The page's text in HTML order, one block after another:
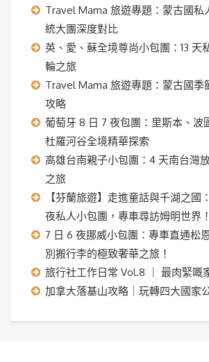
Travel Mama 旅遊專題：蒙古國私
統大團深度對比
英、愛、蘇全境尊尚小包團：13 天
輪之旅
Travel Mama 旅遊專題：蒙古國季
攻略
葡萄牙 8 日 7 夜包團：里斯本、波
杜羅河谷全境精華探索
高雄台南親子小包團：4 天南台灣
之旅
【芬蘭旅遊】走進童話與千湖之國
夜私人小包團，專車尋訪姆明世界！
7 日 6 夜挪威小包團：專車直通松
別搬行李的極致奢華之旅！
旅行社工作日常 Vol.8 ｜ 最肉緊嘅
加拿大落基山攻略｜玩轉四大國家